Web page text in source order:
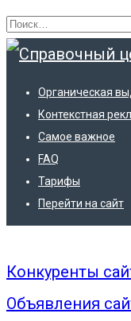
Перейти
к
содержанию
Search
for:
Органическая
Контекстная
Самое важное
FAQ
Тарифы
Перейти на сайт
Помощь
Конкуренты
Объявления